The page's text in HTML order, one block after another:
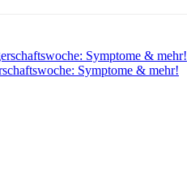
Symptome & mehr!
Symptome & mehr!